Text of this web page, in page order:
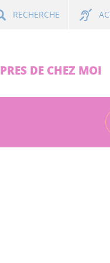
RECHERCHE
PRES DE CHEZ MOI